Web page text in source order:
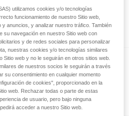
doble de altísimo rendimiento con
giratorio
L1D
simple de alto rendimiento con
de rotación único y eslabón
utilizamos cookies y/o tecnologías
funcionamiento de nuestro Sitio web,
anuncios, y analizar nuestro tráfico. También
su navegación en nuestro Sitio web con
y de redes sociales para personalizar
nuestras cookies y/o tecnologías similares
Sitio web y no le seguirán en otros sitios web.
de nuestros socios le seguirán a través
su consentimiento en cualquier momento
de cookies", proporcionado en la
web. Rechazar todas o parte de estas
de usuario, pero bajo ninguna
acceder a nuestro Sitio web.